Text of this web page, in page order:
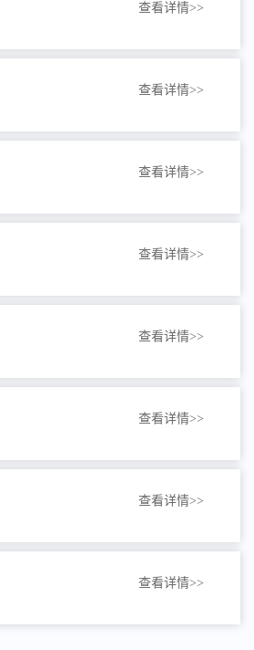
查看详情>>
查看详情>>
查看详情>>
查看详情>>
查看详情>>
查看详情>>
查看详情>>
查看详情>>